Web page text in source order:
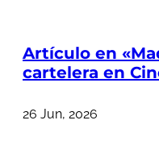
Artículo en
cartelera en
26 Jun, 2026